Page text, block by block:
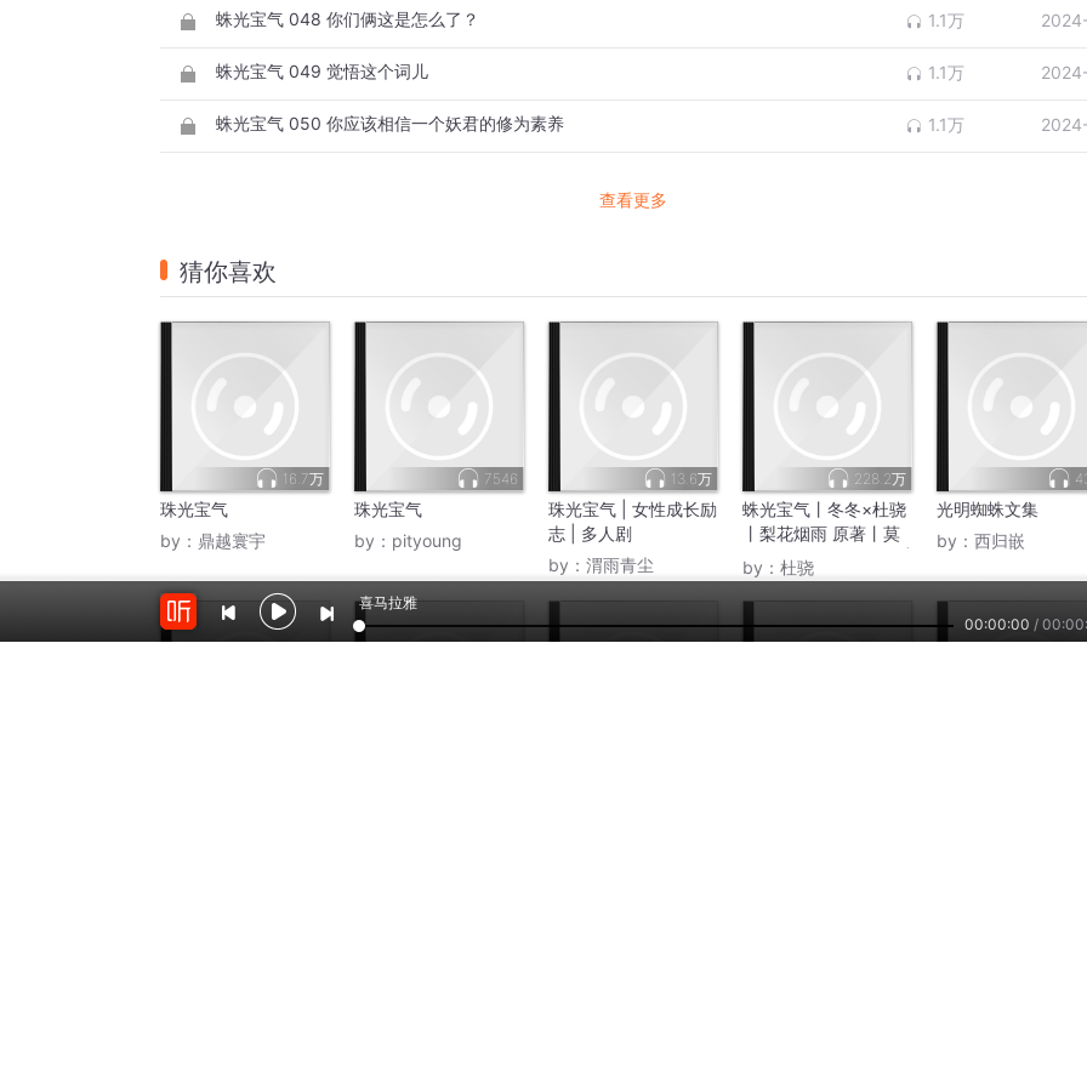
蛛光宝气 048 你们俩这是怎么了？ 1.1万
蛛光宝气 049 觉悟这个词儿 1.1万
蛛光宝气 050 你应该相信一个妖君的修为素养 1.1万
查看更多
猜你喜欢
16.7万
珠光宝气
by： 鼎越寰宇
7546
珠光宝气
by： pityoung
13.6万
珠光宝气 | 女性成长励
志 | 多人剧
by： 渭雨青尘
228.2万
蛛光宝气丨冬冬×杜骁
丨梨花烟雨 原著丨莫
北兮 主述丨奇幻爆笑 |
多人有声剧
by： 杜骁
光明蜘蛛文集
by： 西归嵌
喜马拉雅
00:00:00 /